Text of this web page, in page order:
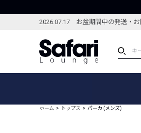
2026.07.17 お盆期間中の発送・
ブランドから探す
ホーム トップス パーカ (メンズ)